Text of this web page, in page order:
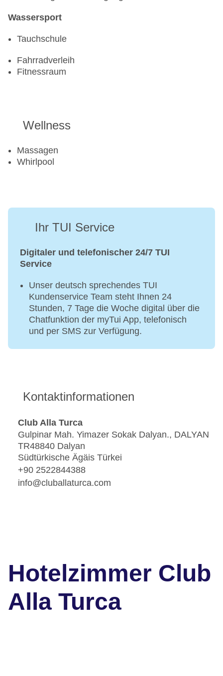
Wassersport
Tauchschule
Fahrradverleih
Fitnessraum
Wellness
Massagen
Whirlpool
Ihr TUI Service
Digitaler und telefonischer 24/7 TUI
Service
Unser deutsch sprechendes TUI
Kundenservice Team steht Ihnen 24
Stunden, 7 Tage die Woche digital über die
Chatfunktion der myTui App, telefonisch
und per SMS zur Verfügung.
Kontaktinformationen
Club Alla Turca
Gulpinar Mah. Yimazer Sokak Dalyan., DALYAN
TR48840 Dalyan
Südtürkische Ägäis Türkei
+90 2522844388
info@cluballaturca.com
Hotelzimmer Club
Alla Turca